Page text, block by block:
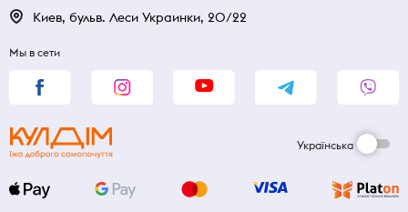
Киев, бульв. Леси Украинки, 20/22
Мы в сети
Українська